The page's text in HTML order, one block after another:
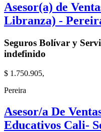
Asesor(a) de
Libranza) -
Seguros Bolívar y
indefinido
$ 1.750.905,
Pereira
Asesor/a De
Educativos Cali-